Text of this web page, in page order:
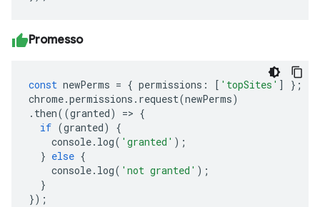
Promesso
const newPerms = { permissions : [ 'topSites' ]
};
chrome.permissions . request(newPerms)
. then((granted) => {
if (granted)
{
console. log( 'granted' );
} else {
console. log( 'not granted' );
}
});